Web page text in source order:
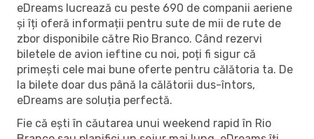
eDreams lucrează cu peste 690 de companii aeriene
și îți oferă informații pentru sute de mii de rute de
zbor disponibile către Rio Branco. Când rezervi
biletele de avion ieftine cu noi, poți fi sigur că
primești cele mai bune oferte pentru călătoria ta. De
la bilete doar dus până la călătorii dus-întors,
eDreams are soluția perfectă.
Fie că ești în căutarea unui weekend rapid în Rio